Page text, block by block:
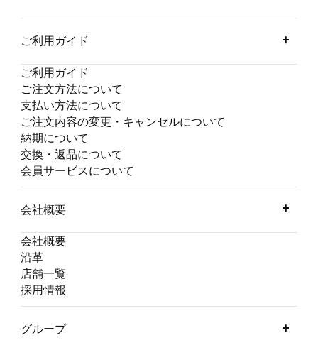
ご利用ガイド
ご利用ガイド
ご注文方法について
支払い方法について
ご注文内容の変更・キャンセルについて
納期について
交換・返品について
会員サービスについて
会社概要
会社概要
沿革
店舗一覧
採用情報
グループ